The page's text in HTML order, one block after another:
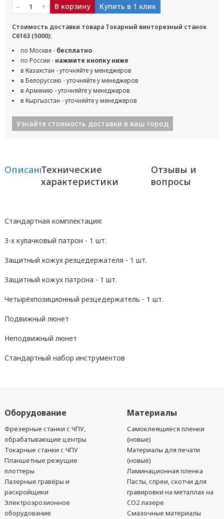
– + В корзину Купить в 1 клик
Стоимость доставки товара Токарный винторезный станок
С6163 (5000):
по Москве - бесплатно
по России - нажмите кнопку ниже
в Казахстан - уточняйте у менеджеров
в Белоруссию - уточняйте у менеджеров
в Армению - уточняйте у менеджеров
в Кыргызстан - уточняйте у менеджеров
Узнайте стоимость доставки в ваш город
ОписаниеТехнические
характеристики
Отзывы и
вопросы
Стандартная комплектация:
3-х кулачковый патрон - 1 шт.
Защитный кожух резцедержателя - 1 шт.
Защитный кожух патрона - 1 шт.
Четырёхпозиционный резцедержатель - 1 шт.
Подвижный люнет
Неподвижный люнет
Стандартный набор инструментов
Оборудование
Фрезерные станки с ЧПУ,
обрабатывающие центры
Токарные станки с ЧПУ
Планшетные режущие
плоттеры
Лазерные гравёры и
раскройщики
Электроэрозионное
оборудование
Материалы
Самоклеящиеся пленки
(новые)
Материалы для печати
(новые)
Ламинационная пленка
Пасты, спреи, скотчи для
гравировки на металлах на
CO2 лазере
Смазочные материалы